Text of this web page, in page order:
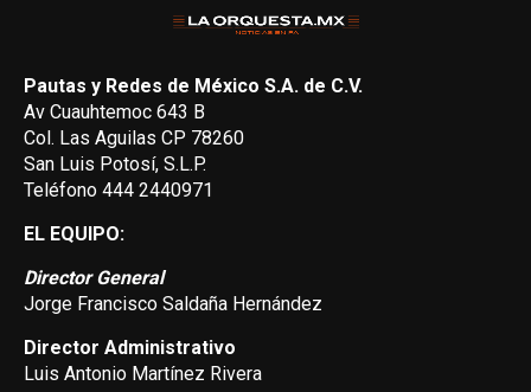
Pautas y Redes de México S.A. de C.V.
Av Cuauhtemoc 643 B
Col. Las Aguilas CP 78260
San Luis Potosí, S.L.P.
Teléfono 444 2440971
EL EQUIPO:
Director General
Jorge Francisco Saldaña Hernández
Director Administrativo
Luis Antonio Martínez Rivera